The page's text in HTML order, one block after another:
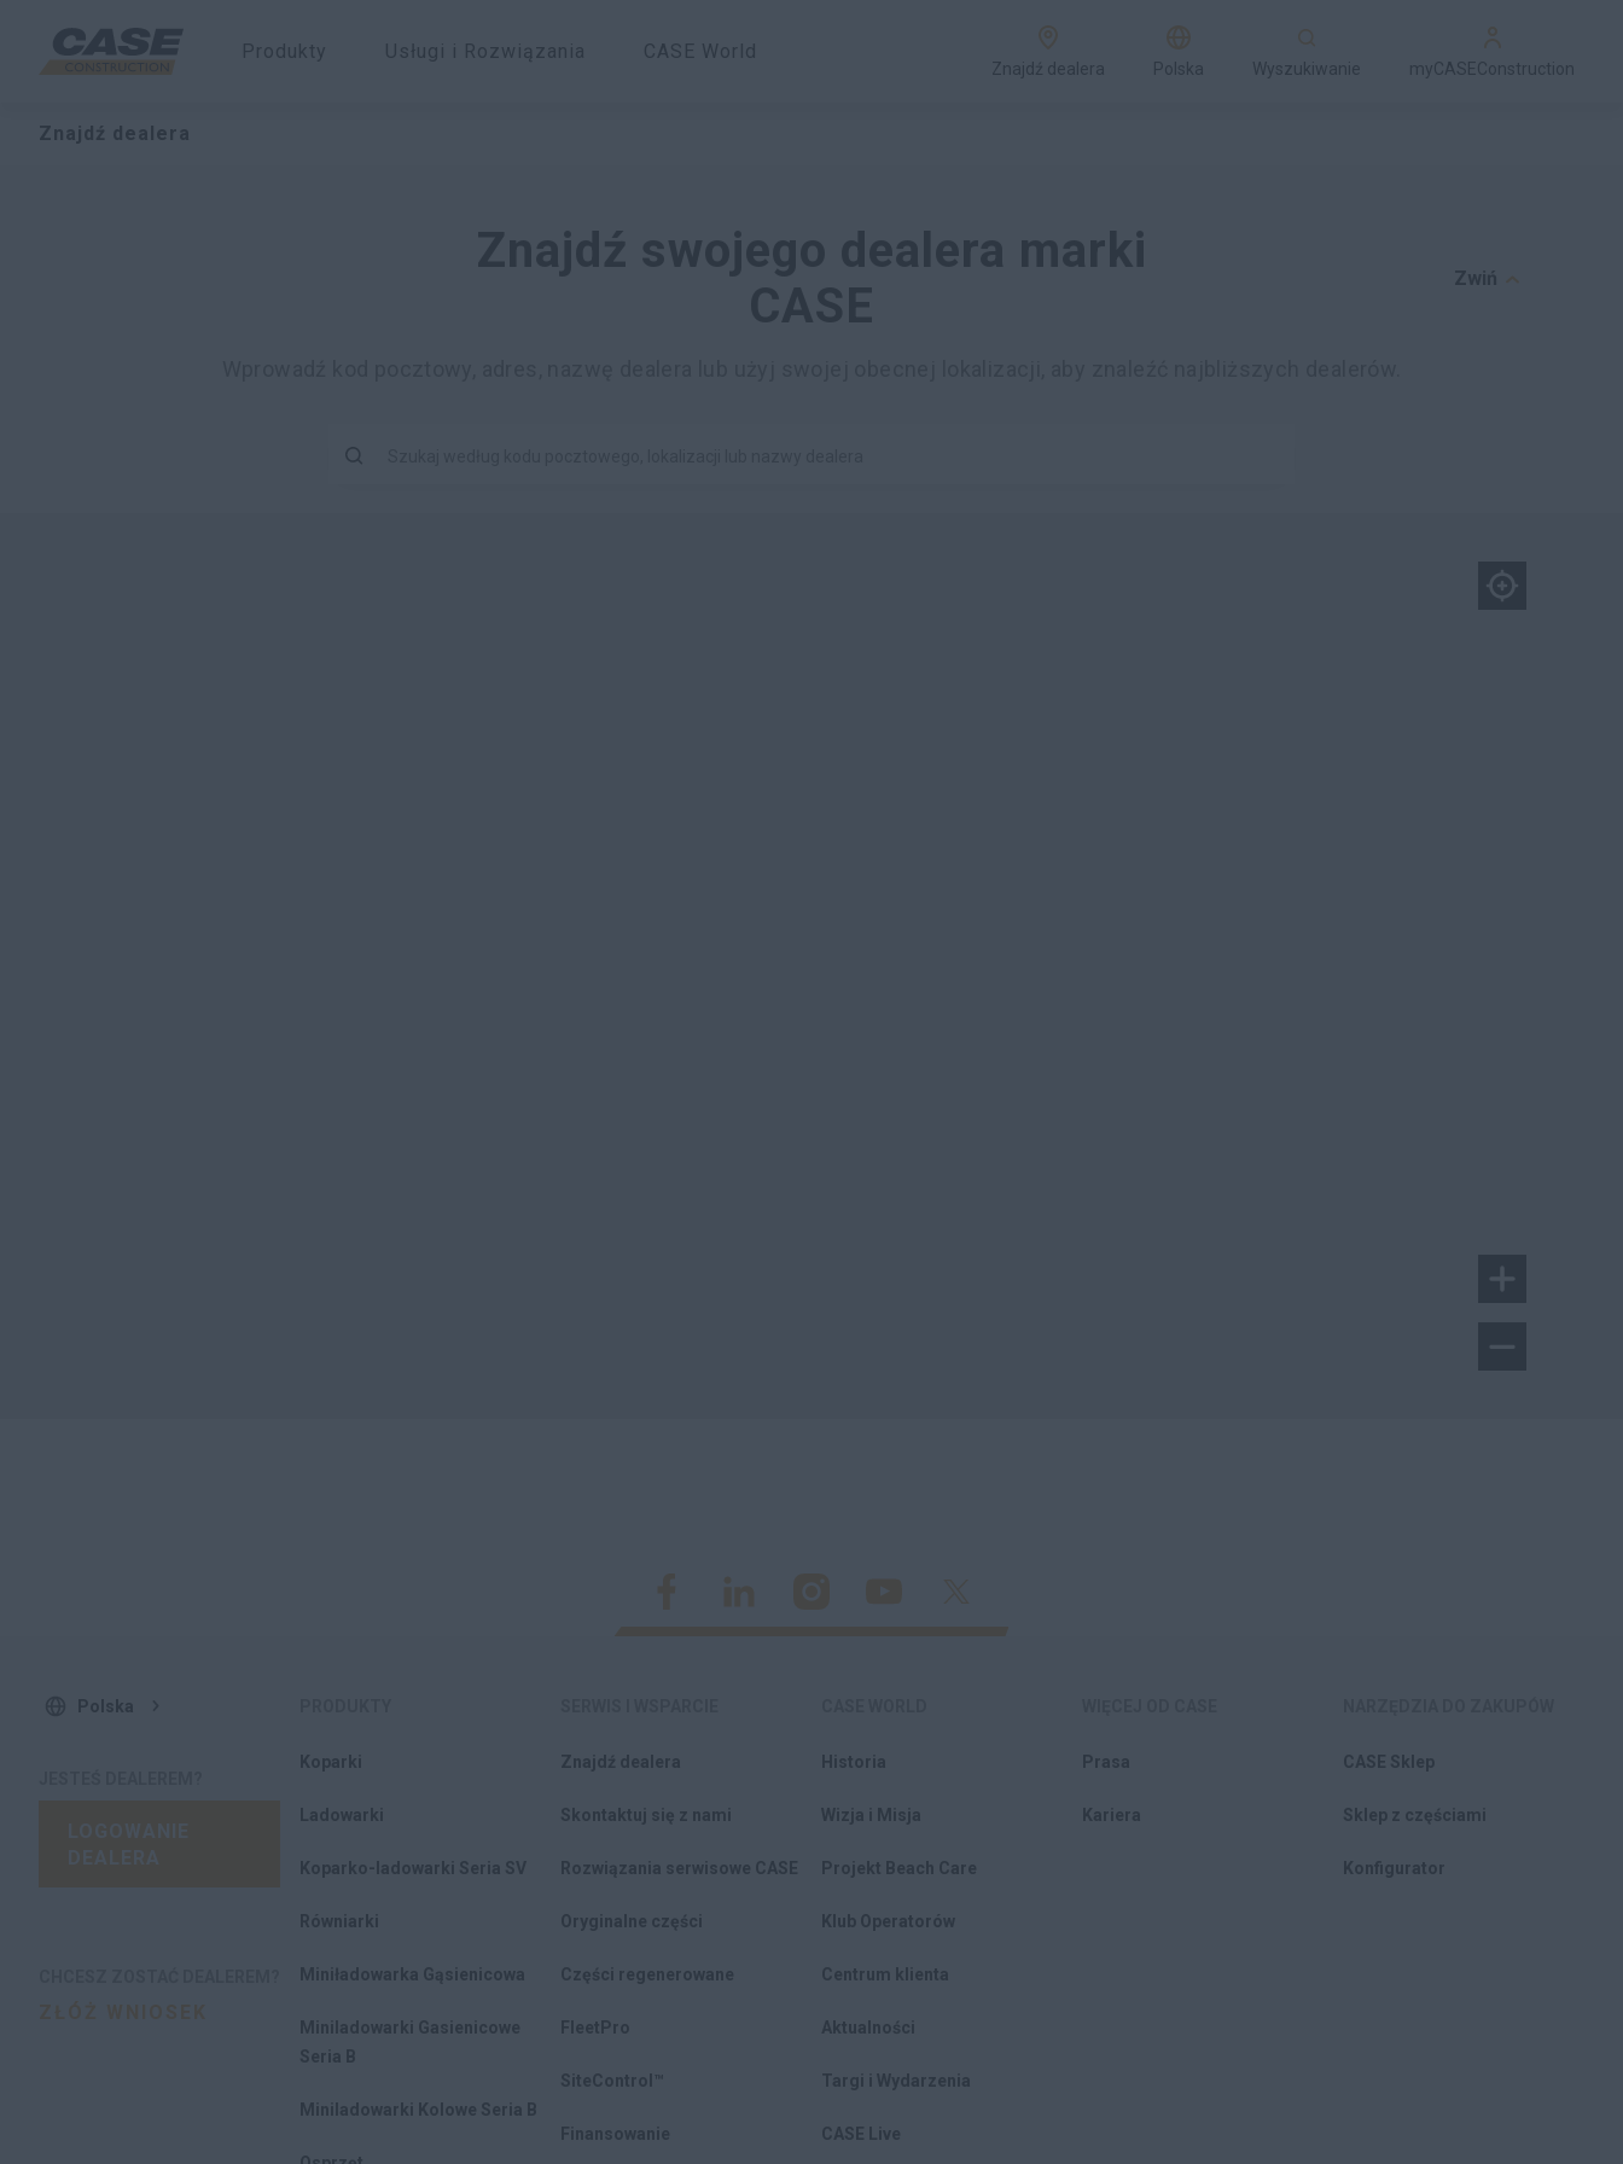
Produkty Usługi i Rozwiązania CASE World
Znajdź dealera Polska Wyszukiwanie myCASEConstruction
Znajdź dealera
Znajdź swojego dealera marki
CASE
Zwiń
Polska
Koparki
Ladowarki
Koparko-ladowarki Seria SV
Równiarki
Miniładowarka Gąsienicowa
Miniladowarki Gasienicowe
Seria B
Miniladowarki Kolowe Seria B
Znajdź dealera
Skontaktuj się z nami
Rozwiązania serwisowe CASE
Oryginalne części
Części regenerowane
FleetPro
SiteControl™
Finansowanie
Historia
Wizja i Misja
Projekt Beach Care
Klub Operatorów
Centrum klienta
Aktualności
Targi i Wydarzenia
CASE Live
Prasa
Kariera
CASE Sklep
Sklep z częściami
Konfigurator